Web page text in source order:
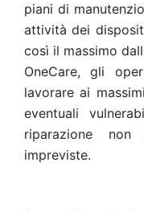
piani di
attività dei
così il massimo
OneCare, gli
lavorare ai
eventuali
riparazione non
impreviste.